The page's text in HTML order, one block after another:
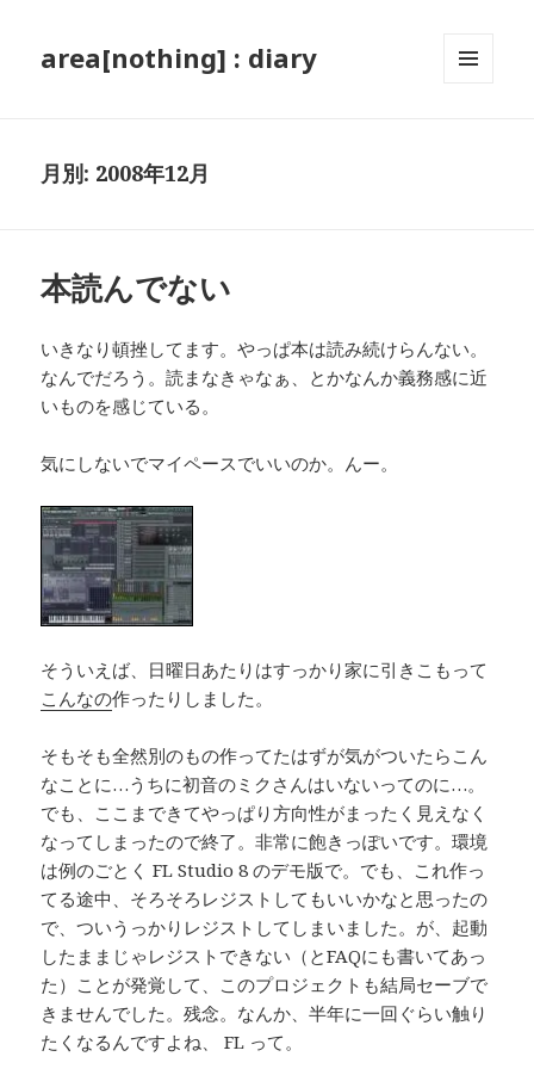
area[nothing] : diary
月別: 2008年12月
本読んでない
いきなり頓挫してます。やっぱ本は読み続けらんない。
なんでだろう。読まなきゃなぁ、とかなんか義務感に近
いものを感じている。
気にしないでマイペースでいいのか。んー。
そういえば、日曜日あたりはすっかり家に引きこもって
こんなの作ったりしました。
そもそも全然別のもの作ってたはずが気がついたらこん
なことに…うちに初音のミクさんはいないってのに…。
でも、ここまできてやっぱり方向性がまったく見えなく
なってしまったので終了。非常に飽きっぽいです。環境
は例のごとく FL Studio 8 のデモ版で。でも、これ作っ
てる途中、そろそろレジストしてもいいかなと思ったの
で、ついうっかりレジストしてしまいました。が、起動
したままじゃレジストできない（とFAQにも書いてあっ
た）ことが発覚して、このプロジェクトも結局セーブで
きませんでした。残念。なんか、半年に一回ぐらい触り
たくなるんですよね、 FL って。